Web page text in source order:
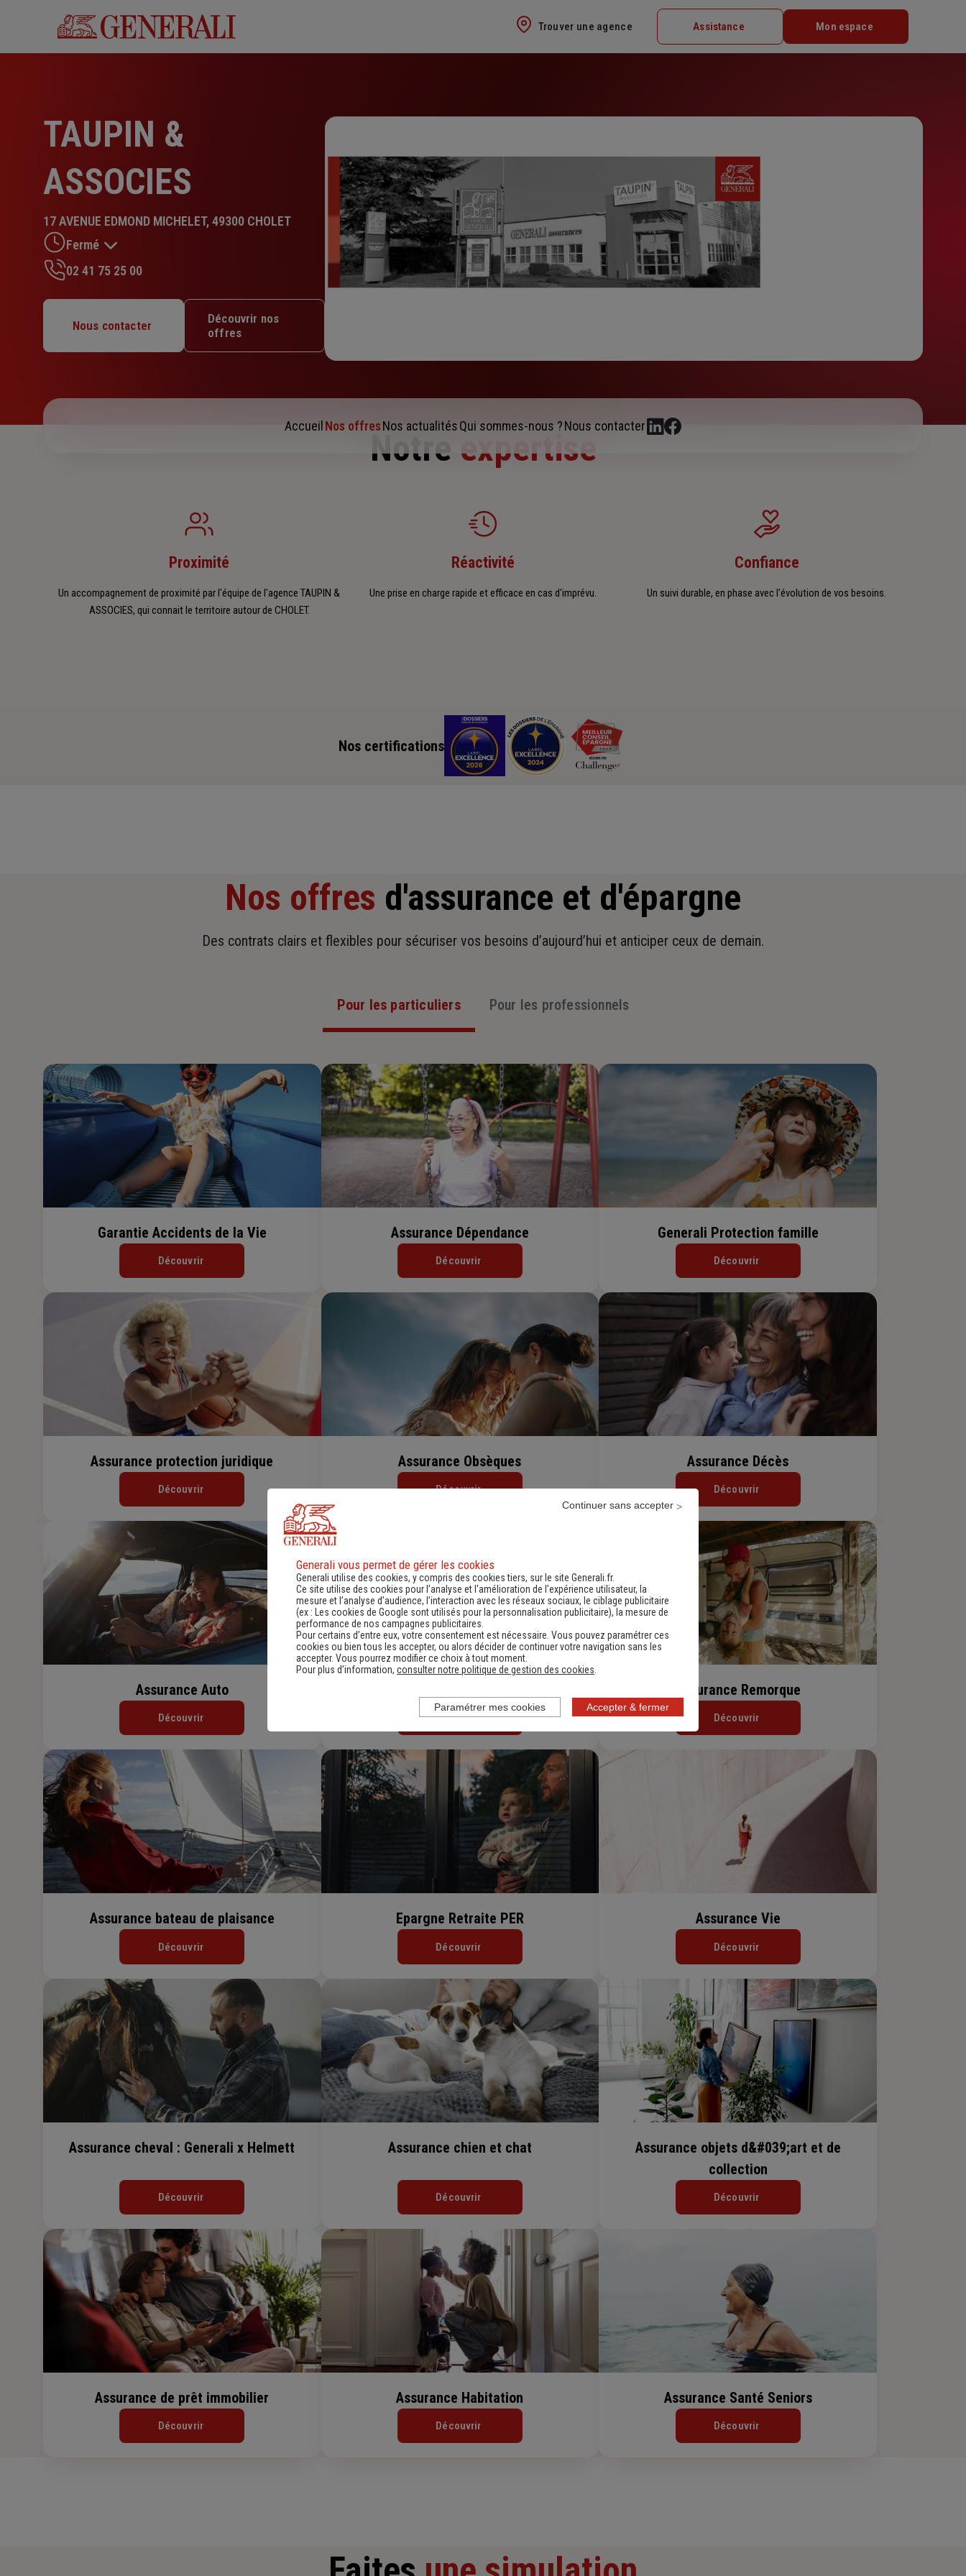
Trouver une agence Assistance Mon espace
TAUPIN &
ASSOCIES
17 AVENUE EDMOND MICHELET, 49300 CHOLET
Fermé
Mardi : 09h – 12h30 / 13h30 – 18h
Mercredi : 09h – 12h30 / 13h30 – 18h
Jeudi : 09h – 12h30 / 13h30 – 18h
02 41 75 25 00
Nous contacter
Découvrir nos
offres
Accueil Nos offresNos actualitésQui sommes-nous ?Nous contacter
Notre expertise
Proximité
Un accompagnement de proximité par l'équipe de l'agence TAUPIN &
ASSOCIES, qui connait le territoire autour de CHOLET.
Réactivité
Une prise en charge rapide et efficace en cas d'imprévu.
Confiance
Un suivi durable, en phase avec l'évolution de vos besoins.
Nos certifications
Nos offres d'assurance et d'épargne
Des contrats clairs et flexibles pour sécuriser vos besoins d’aujourd’hui et anticiper ceux de demain.
Pour les particuliers Pour les professionnels
Garantie Accidents de la Vie
Découvrir
Assurance Dépendance
Découvrir
Generali Protection famille
Découvrir
Assurance protection juridique
Découvrir
Assurance Obsèques
Découvrir
Assurance Décès
Découvrir
Assurance Auto
Découvrir Découvrir
Assurance Remorque
Découvrir
Assurance bateau de plaisance
Découvrir
Epargne Retraite PER
Découvrir
Assurance Vie
Découvrir
Assurance cheval : Generali x Helmett
Découvrir
Assurance chien et chat
Découvrir
Assurance objets d&#039;art et de
collection
Découvrir
Assurance de prêt immobilier
Découvrir
Assurance Habitation
Découvrir
Assurance Santé Seniors
Découvrir
Generali vous permet de gérer les cookies
Generali utilise des cookies, y compris des cookies tiers, sur le site Generali.fr.
Ce site utilise des cookies pour l’analyse et l'amélioration de l’expérience utilisateur, la
mesure et l’analyse d’audience, l’interaction avec les réseaux sociaux, le ciblage publicitaire
(ex :
Les cookies de Google sont utilisés pour la personnalisation publicitaire), la mesure de
performance de nos campagnes publicitaires.
Pour certains d’entre eux, votre consentement est nécessaire. Vous pouvez paramétrer ces
cookies ou bien tous les accepter, ou alors décider de continuer votre navigation sans les
accepter. Vous pourrez modifier ce choix à tout moment.
Pour plus d’information, consulter notre politique de gestion des cookies
Accepter & fermer
Continuer sans accepter
Paramétrer mes cookies